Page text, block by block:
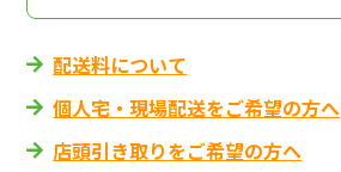
配送料について
個人宅・現場配送をご希望の方へ
店頭引き取りをご希望の方へ